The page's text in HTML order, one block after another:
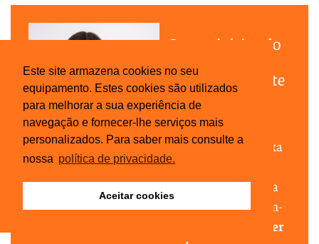
Este site armazena cookies no seu
equipamento. Estes cookies são utilizados
para melhorar a sua experiência de
navegação e fornecer-lhe serviços mais
personalizados. Para saber mais consulte a
nossa política de privacidade.
Aceitar cookies
Os escritórios do
obrigatoriamente
de ser mais
humanos
Quando o fitout deixa
de ser apenas
construção e passa a
traduzir cultura, bem-
Ler